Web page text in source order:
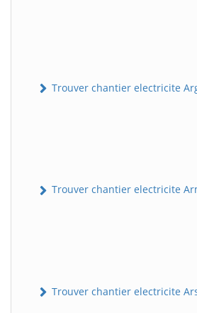
Trouver chantier electricite
Trouver chantier electricite
Trouver chantier electricite